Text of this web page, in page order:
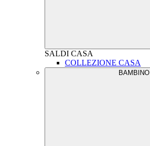
SALDI CASA
COLLEZIONE CASA
BAMBINO